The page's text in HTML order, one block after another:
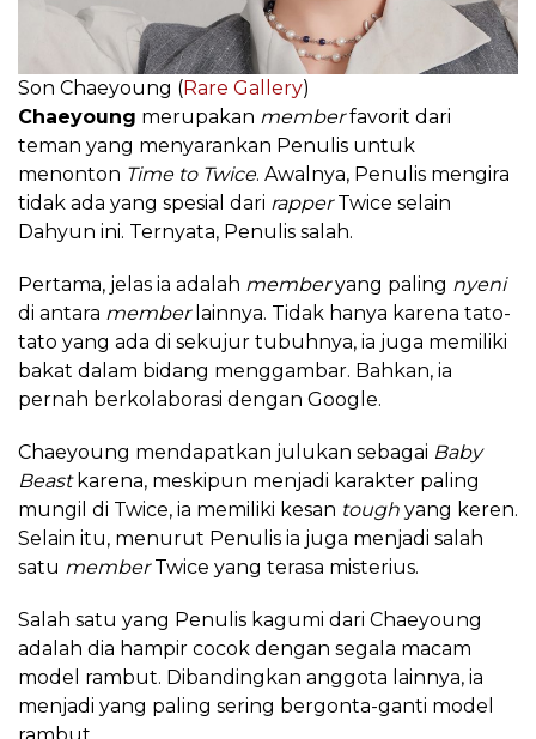
Son Chaeyoung (Rare Gallery)
Chaeyoung merupakan memberfavorit dari
teman yang menyarankan Penulis untuk
menonton Time to Twice. Awalnya, Penulis mengira
tidak ada yang spesial dari rapperTwice selain
Dahyun ini. Ternyata, Penulis salah.
Pertama, jelas ia adalah memberyang paling nyeni
di antara member lainnya. Tidak hanya karena tato-
tato yang ada di sekujur tubuhnya, ia juga memiliki
bakat dalam bidang menggambar. Bahkan, ia
pernah berkolaborasi dengan Google.
Chaeyoung mendapatkan julukan sebagai Baby
Beast karena, meskipun menjadi karakter paling
mungil di Twice, ia memiliki kesan tough yang keren.
Selain itu, menurut Penulis ia juga menjadi salah
satu memberTwice yang terasa misterius.
Salah satu yang Penulis kagumi dari Chaeyoung
adalah dia hampir cocok dengan segala macam
model rambut. Dibandingkan anggota lainnya, ia
menjadi yang paling sering bergonta-ganti model